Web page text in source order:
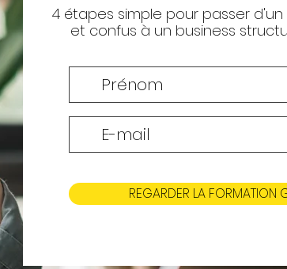
4 étapes simple pour passer d'un
et confus à un business
REGARDER LA FORMATION